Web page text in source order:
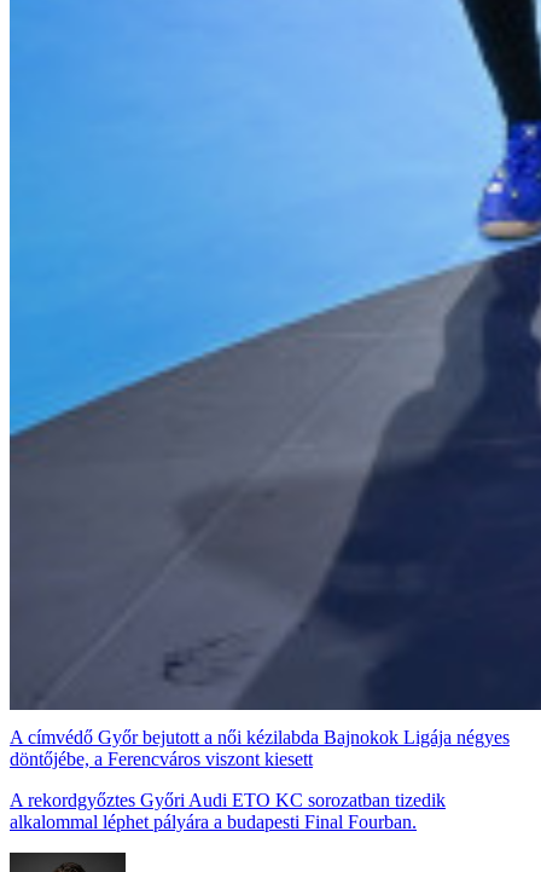
A címvédő Győr bejutott a női kézilabda Bajnokok Ligája négyes
döntőjébe, a Ferencváros viszont kiesett
A rekordgyőztes Győri Audi ETO KC sorozatban tizedik
alkalommal léphet pályára a budapesti Final Fourban.